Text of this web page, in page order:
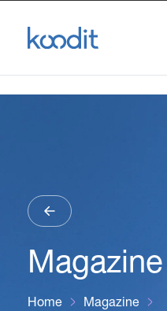
Magazine
Home Magazine